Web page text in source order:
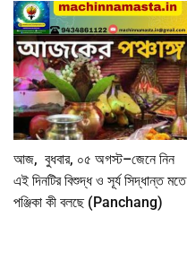
আজ, বুধবার, ০৫ অগস্ট–জেনে নিন
এই দিনটির বিশুদ্ধ ও সূর্য সিদ্ধান্ত মতে
পঞ্জিকা কী বলছে (Panchang)